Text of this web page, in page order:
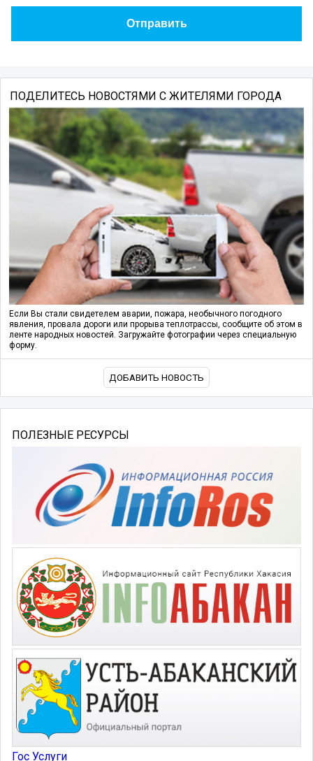
ПОДЕЛИТЕСЬ НОВОСТЯМИ С ЖИТЕЛЯМИ ГОРОДА
Если Вы стали свидетелем аварии, пожара, необычного погодного
явления, провала дороги или прорыва теплотрассы, сообщите об этом в
ленте народных новостей. Загружайте фотографии через специальную
форму.
ДОБАВИТЬ НОВОСТЬ
ПОЛЕЗНЫЕ РЕСУРСЫ
Гос Услуги